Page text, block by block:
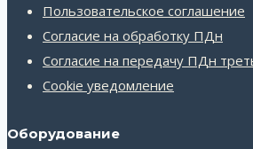
Пользовательское соглашение
Согласие на обработку ПДн
Согласие на передачу ПДн
Cookie уведомление
Оборудование